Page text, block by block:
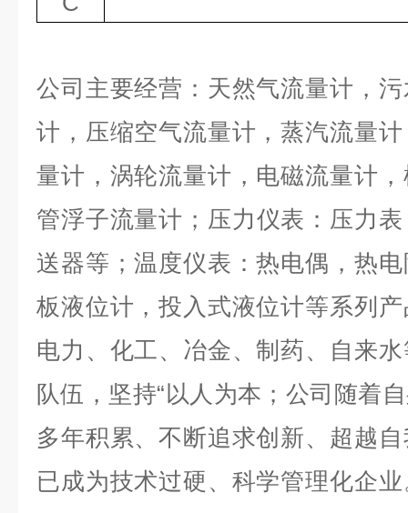
公司主要经营：天然气流量计，
计，压缩空气流量计，蒸汽流量
量计，涡轮流量计，电磁流量计
管浮子流量计；压力仪表：压力
送器等；温度仪表：热电偶，热
板液位计，投入式液位计等系列
电力、化工、冶金、制药、自来
队伍 ， 坚持“以人为本；公司随着
多年积累、不断追求创新、超越
已成为技术过硬、科学管理化企